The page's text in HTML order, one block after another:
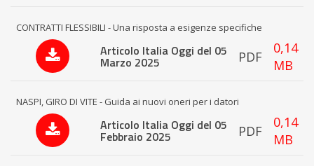
CONTRATTI FLESSIBILI - Una risposta a esigenze specifiche
Articolo Italia Oggi del 05
Marzo 2025 PDF
0,14
MB
NASPI, GIRO DI VITE - Guida ai nuovi oneri per i datori
Articolo Italia Oggi del 05
Febbraio 2025 PDF
0,14
MB